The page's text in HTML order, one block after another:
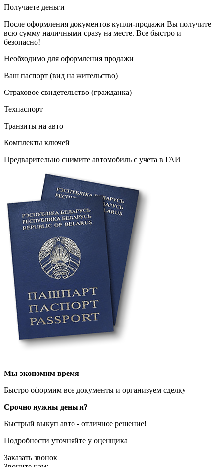
Получаете деньги
После оформления документов купли-продажи Вы получите
всю сумму наличными сразу на месте. Все быстро и
безопасно!
Необходимо для оформления продажи
Ваш паспорт (вид на жительство)
Страховое свидетельство (гражданка)
Техпаспорт
Транзиты на авто
Комплекты ключей
Предварительно снимите автомобиль с учета в ГАИ
Мы экономим время
Быстро оформим все документы и организуем сделку
Срочно нужны деньги?
Быстрый выкуп авто - отличное решение!
Подробности уточняйте у оценщика
Заказать звонок